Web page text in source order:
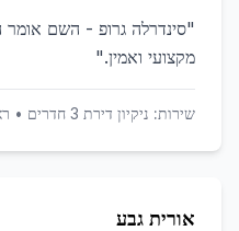
"סינדרלה גרופ - השם אומר
מקצועי ואמין."
שירות: ניקיון דירת 3 חדרים •
אורית גבע